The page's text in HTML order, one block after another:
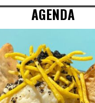
AGENDA